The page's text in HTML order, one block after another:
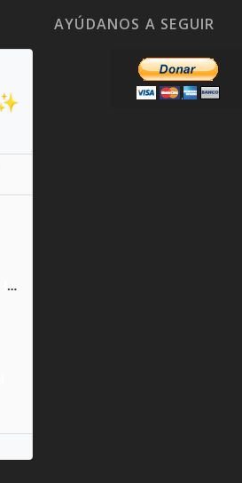
Santa Teresa Benedicta de la Cruz
AYÚDANOS A SEGUIR